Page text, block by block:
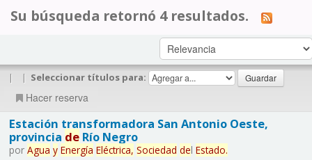
Su búsqueda retornó 4 resultados.
| | Seleccionar títulos para:
Hacer reserva
Estación transformadora San Antonio Oeste,
provincia deRío Negro
por Agua y Energía Eléctrica, Sociedad del Estado.